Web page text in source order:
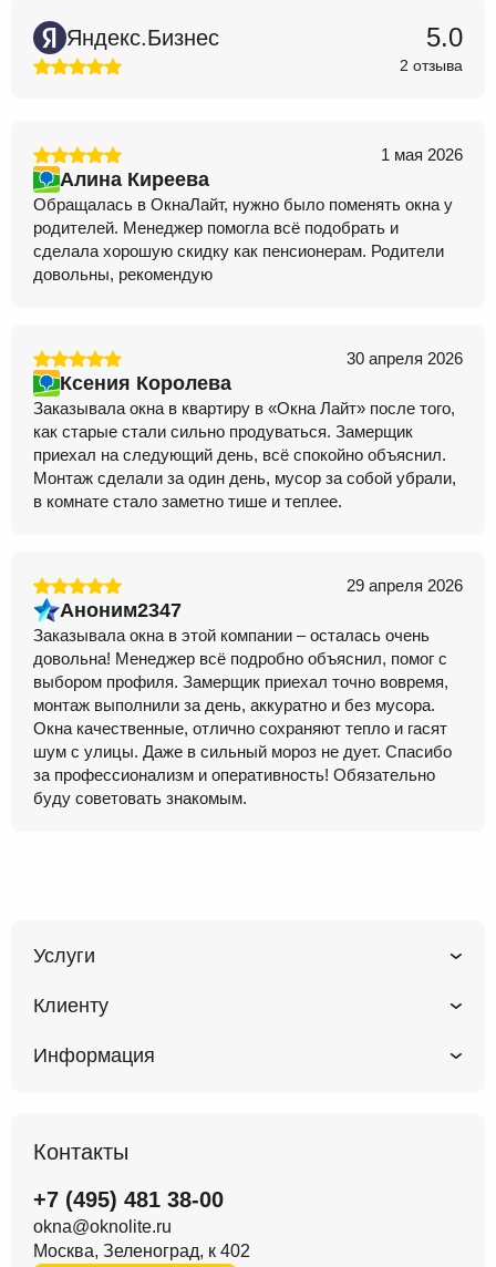
Яндекс.Бизнес 5.0
2 отзыва
1 мая 2026
Алина Киреева
Обращалась в ОкнаЛайт, нужно было поменять окна у
родителей. Менеджер помогла всё подобрать и
сделала хорошую скидку как пенсионерам. Родители
довольны, рекомендую
30 апреля 2026
Ксения Королева
Заказывала окна в квартиру в «Окна Лайт» после того,
как старые стали сильно продуваться. Замерщик
приехал на следующий день, всё спокойно объяснил.
Монтаж сделали за один день, мусор за собой убрали,
в комнате стало заметно тише и теплее.
29 апреля 2026
Аноним2347
Заказывала окна в этой компании – осталась очень
довольна! Менеджер всё подробно объяснил, помог с
выбором профиля. Замерщик приехал точно вовремя,
монтаж выполнили за день, аккуратно и без мусора.
Окна качественные, отлично сохраняют тепло и гасят
шум с улицы. Даже в сильный мороз не дует. Спасибо
за профессионализм и оперативность! Обязательно
буду советовать знакомым.
Услуги
Клиенту
Информация
Контакты
+7 (495) 481 38-00
okna@oknolite.ru
Москва, Зеленоград, к 402